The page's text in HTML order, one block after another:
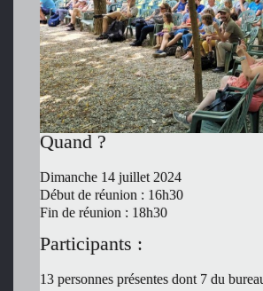
Quand ?
Dimanche 14 juillet 2024
Début de réunion : 16h30
Fin de réunion : 18h30
Participants :
13 personnes présentes dont 7 du